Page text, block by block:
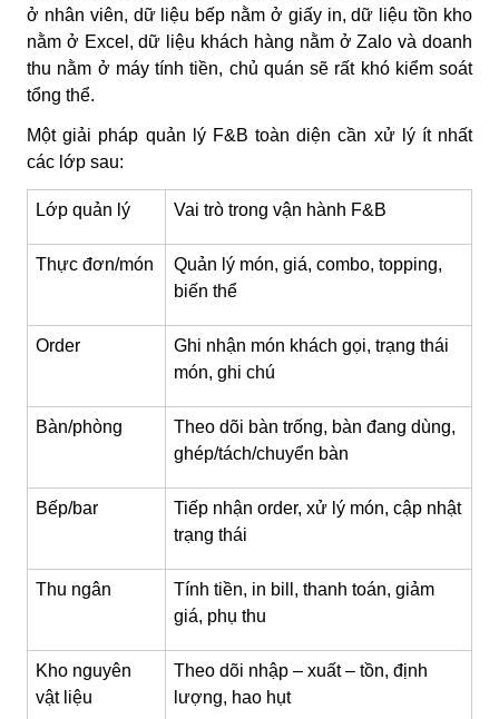
ở nhân viên, dữ liệu bếp nằm ở giấy in, dữ liệu tồn kho
nằm ở Excel, dữ liệu khách hàng nằm ở Zalo và doanh
thu nằm ở máy tính tiền, chủ quán sẽ rất khó kiểm soát
tổng thể.
Một giải pháp quản lý F&B toàn diện cần xử lý ít nhất
các lớp sau:
Lớp quản lý Vai trò trong vận hành F&B
Thực đơn/món
Quản lý món, giá, combo, topping,
biến thể
Order
Ghi nhận món khách gọi, trạng thái
món, ghi chú
Bàn/phòng
Theo dõi bàn trống, bàn đang dùng,
ghép/tách/chuyển bàn
Bếp/bar
Tiếp nhận order, xử lý món, cập nhật
trạng thái
Thu ngân
Tính tiền, in bill, thanh toán, giảm
giá, phụ thu
Kho nguyên
vật liệu
Theo dõi nhập – xuất – tồn, định
lượng, hao hụt